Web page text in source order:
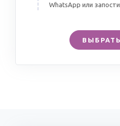
WhatsApp или